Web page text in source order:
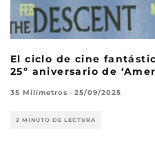
El ciclo de cine
25º aniversario de
35 Milímetros · 25/09/2025
2 MINUTO DE LECTURA